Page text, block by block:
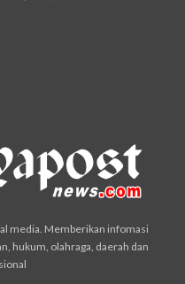
media. Memberikan infomasi
hukum, olahraga, daerah dan